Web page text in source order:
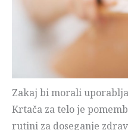
Zakaj bi morali
Krtača za telo je
rutini za doseganje